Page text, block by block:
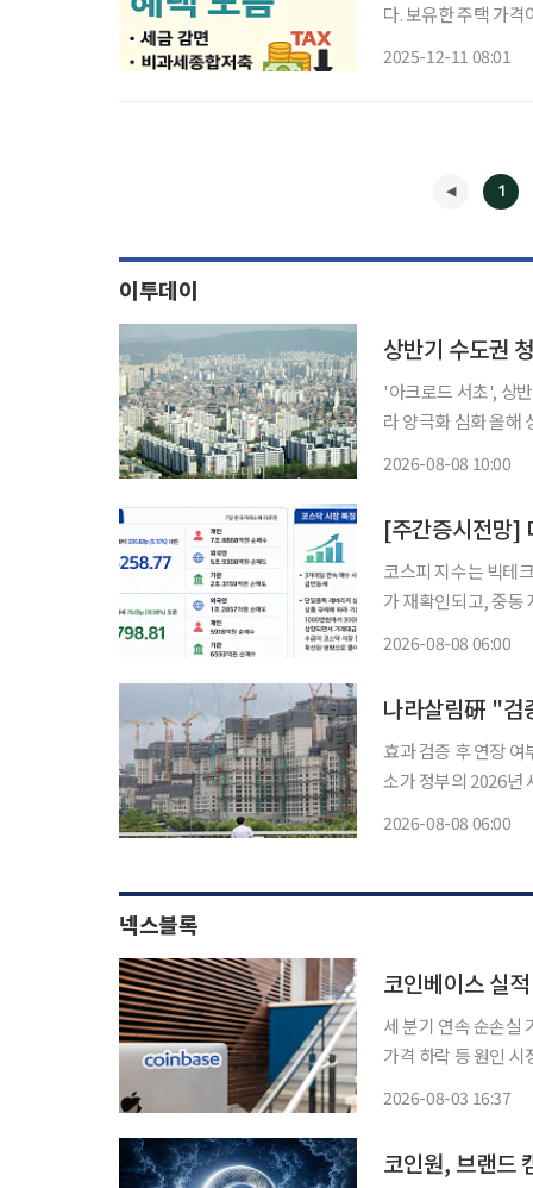
다. 보유한 주택 가
2025-12-11 08:01
1
이투데이
상반기 수도권
'아크로드 서초', 상
라 양극화 심화 올해 상반기 수도권 분양시장이 지역 내 최상급지와 분양가상한제(분상제) 적
2026-08-08 10:00
코스피 지수는 빅테
가 재확인되고, 중동
2026-08-08 06:00
나라살림硏 "검
효과 검증 후 연장 여부
소가 정부의 2026년
2026-08-08 06:00
넥스블록
코인베이스 실
세 분기 연속 순손실
가격 하락 등 원인 시
2026-08-03 16:37
코인원, 브랜드